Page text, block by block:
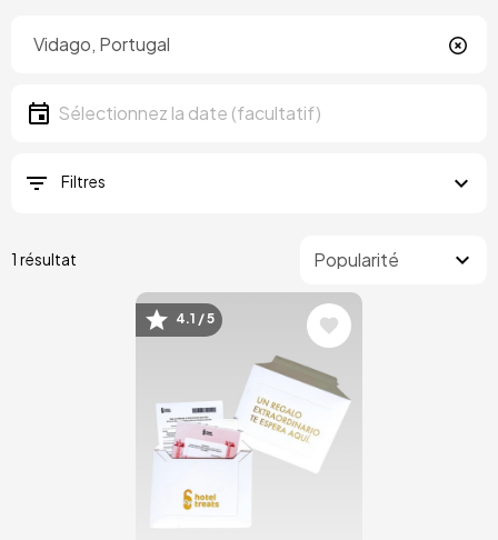
Date
Sélectionnez la date
Filtres
1 résultat
Image
4.1 / 5